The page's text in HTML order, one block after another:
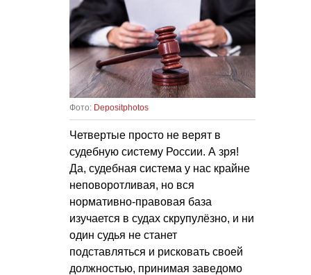
Фото: Depositphotos
Четвертые просто не верят в
судебную систему России. А зря!
Да, судебная система у нас крайне
неповоротливая, но вся
нормативно-правовая база
изучается в судах скрупулёзно, и ни
один судья не станет
подставляться и рисковать своей
должностью, принимая заведомо